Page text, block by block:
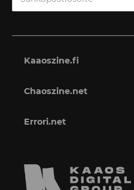
Kaaoszine.fi
Chaoszine.net
Errori.net